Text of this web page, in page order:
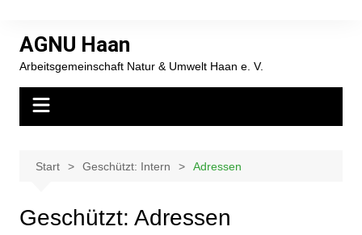
springen
AGNU Haan
Arbeitsgemeinschaft Natur & Umwelt Haan e. V.
Start Geschützt: Intern Adressen
Geschützt: Adressen